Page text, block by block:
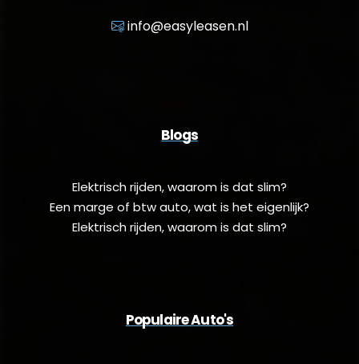
info@easyleasen.nl
Blogs
Elektrisch rijden, waarom is dat slim?
Een marge of btw auto, wat is het eigenlijk?
Elektrisch rijden, waarom is dat slim?
Populaire Auto's